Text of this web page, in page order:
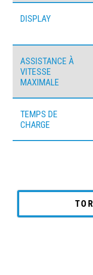
DISPLAY
ASSISTANCE À
VITESSE
MAXIMALE
TEMPS DE
CHARGE